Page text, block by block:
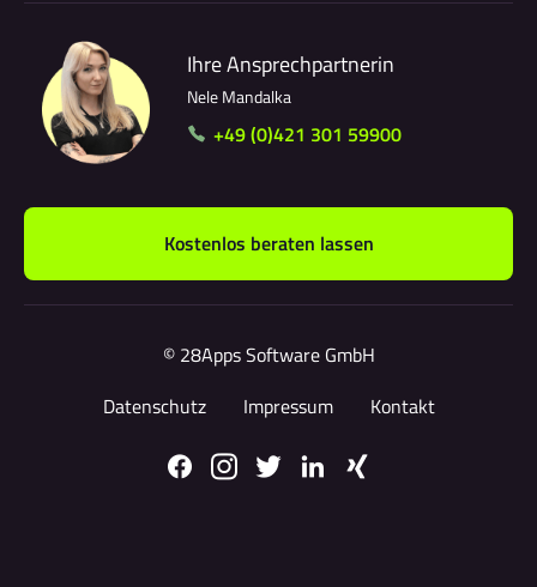
Ihre Ansprechpartnerin
Nele Mandalka
+49 (0)421 301 59900
Kostenlos beraten lassen
© 28Apps Software GmbH
Datenschutz
Impressum Kontakt